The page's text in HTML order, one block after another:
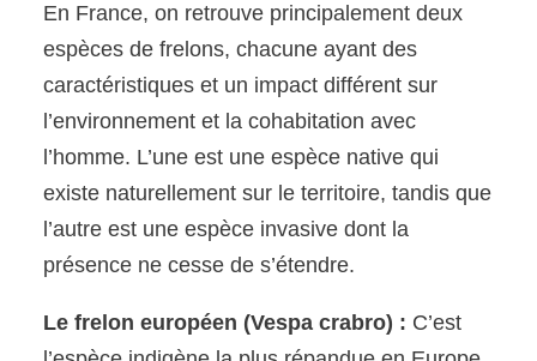
En France, on retrouve principalement deux
espèces de frelons, chacune ayant des
caractéristiques et un impact différent sur
l’environnement et la cohabitation avec
l’homme. L’une est une espèce native qui
existe naturellement sur le territoire, tandis que
l’autre est une espèce invasive dont la
présence ne cesse de s’étendre.
Le frelon européen (Vespa crabro) : C’est